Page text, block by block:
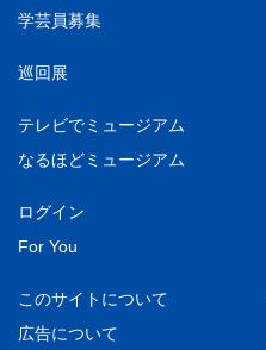
学芸員募集
巡回展
テレビでミュージアム
なるほどミュージアム
ログイン
For You
このサイトについて
広告について